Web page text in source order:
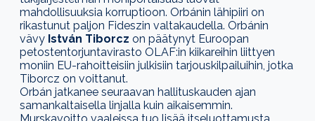
mahdollisuuksia korruptioon. Orbánin lähipiiri on
rikastunut paljon Fideszin valtakaudella. Orbánin
vävy István Tiborcz on päätynyt Euroopan
petostentorjuntavirasto OLAF:in kiikareihin liittyen
moniin EU-rahoitteisiin julkisiin tarjouskilpailuihin, jotka
Tiborcz on voittanut.
Orbán jatkanee seuraavan hallituskauden ajan
samankaltaisella linjalla kuin aikaisemmin.
Murskavoitto vaaleissa tuo lisää itseluottamusta